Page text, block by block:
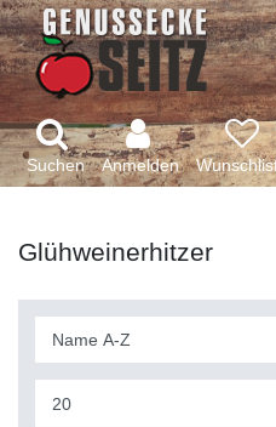
Suchen Anmelden
Glühweinerhitzer